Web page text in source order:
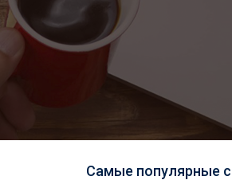
Самые популярные